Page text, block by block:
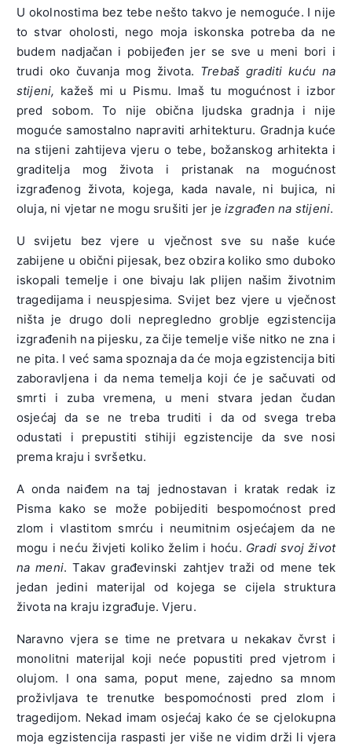
U okolnostima bez tebe nešto takvo je nemoguće. I nije
to stvar oholosti, nego moja iskonska potreba da ne
budem nadjačan i pobijeđen jer se sve u meni bori i
trudi oko čuvanja mog života. Trebaš graditi kuću na
stijeni, kažeš mi u Pismu. Imaš tu mogućnost i izbor
pred sobom. To nije obična ljudska gradnja i nije
moguće samostalno napraviti arhitekturu. Gradnja kuće
na stijeni zahtijeva vjeru o tebe, božanskog arhitekta i
graditelja mog života i pristanak na mogućnost
izgrađenog života, kojega, kada navale, ni bujica, ni
oluja, ni vjetar ne mogu srušiti jer jeizgrađen na stijeni.
U svijetu bez vjere u vječnost sve su naše kuće
zabijene u obični pijesak, bez obzira koliko smo duboko
iskopali temelje i one bivaju lak plijen našim životnim
tragedijama i neuspjesima. Svijet bez vjere u vječnost
ništa je drugo doli nepregledno groblje egzistencija
izgrađenih na pijesku, za čije temelje više nitko ne zna i
ne pita. I već sama spoznaja da će moja egzistencija biti
zaboravljena i da nema temelja koji će je sačuvati od
smrti i zuba vremena, u meni stvara jedan čudan
osjećaj da se ne treba truditi i da od svega treba
odustati i prepustiti stihiji egzistencije da sve nosi
prema kraju i svršetku.
A onda naiđem na taj jednostavan i kratak redak iz
Pisma kako se može pobijediti bespomoćnost pred
zlom i vlastitom smrću i neumitnim osjećajem da ne
mogu i neću živjeti koliko želim i hoću. Gradi svoj život
na meni. Takav građevinski zahtjev traži od mene tek
jedan jedini materijal od kojega se cijela struktura
života na kraju izgrađuje. Vjeru.
Naravno vjera se time ne pretvara u nekakav čvrst i
monolitni materijal koji neće popustiti pred vjetrom i
olujom. I ona sama, poput mene, zajedno sa mnom
proživljava te trenutke bespomoćnosti pred zlom i
tragedijom. Nekad imam osjećaj kako će se cjelokupna
moja egzistencija raspasti jer više ne vidim drži li vjera